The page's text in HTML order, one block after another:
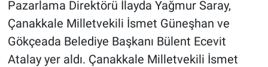
Pazarlama Direktörü İlayda Yağmur Saray,
Çanakkale Milletvekili İsmet Güneşhan ve
Gökçeada Belediye Başkanı Bülent Ecevit
Atalay yer aldı. Çanakkale Milletvekili İsmet